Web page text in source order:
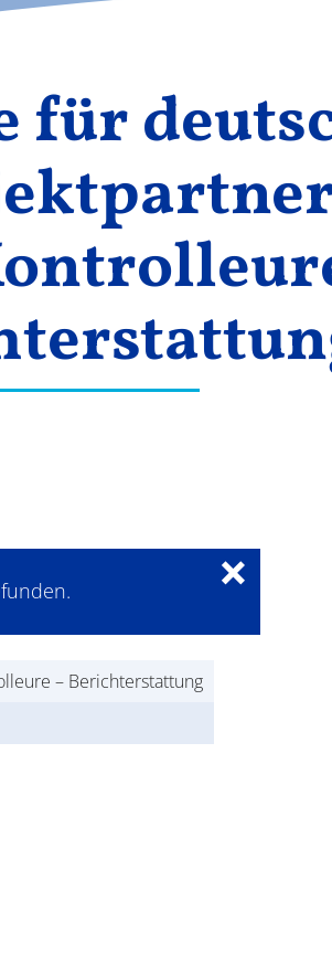
für
×
– Berichterstattung